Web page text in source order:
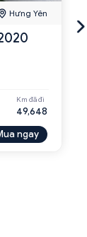
Hưng Yên
Km đã đi
49,648
ngay